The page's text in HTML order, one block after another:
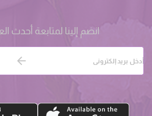
انضم إلينا لمتابعة أحدث